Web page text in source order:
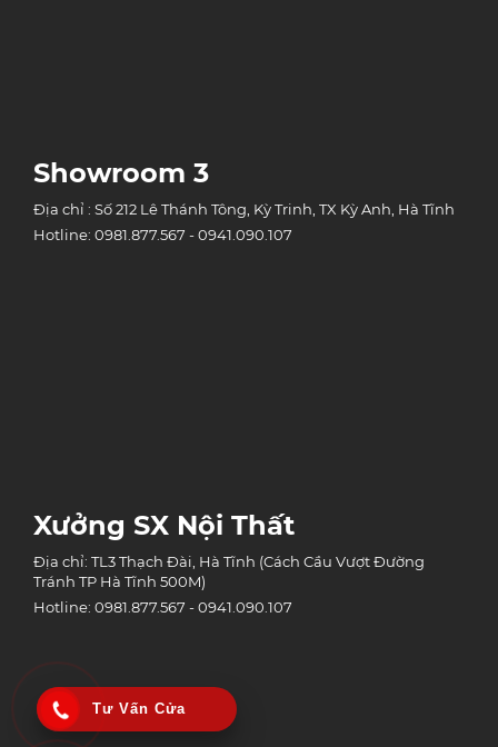
Showroom 3
Địa chỉ : Số 212 Lê Thánh Tông, Kỳ Trinh, TX Kỳ Anh, Hà Tĩnh
Hotline: 0981.877.567 - 0941.090.107
Xưởng SX Nội Thất
Địa chỉ: TL3 Thạch Đài, Hà Tĩnh (Cách Cầu Vượt Đường
Tránh TP Hà Tĩnh 500M)
Hotline: 0981.877.567 - 0941.090.107
Tư Vấn Cửa